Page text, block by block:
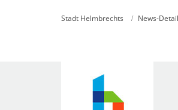
Stadt Helmbrechts News-